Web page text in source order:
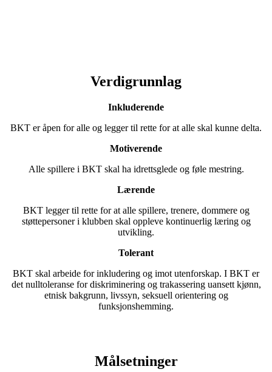
Verdigrunnlag
Inkluderende
BKT er åpen for alle og legger til rette for at alle skal kunne delta.
Motiverende
Alle spillere i BKT skal ha idrettsglede og føle mestring.
Lærende
BKT legger til rette for at alle spillere, trenere, dommere og
støttepersoner i klubben skal oppleve kontinuerlig læring og
utvikling.
Tolerant
BKT skal arbeide for inkludering og imot utenforskap. I BKT er
det nulltoleranse for diskriminering og trakassering uansett kjønn,
etnisk bakgrunn, livssyn, seksuell orientering og
funksjonshemming.
Målsetninger